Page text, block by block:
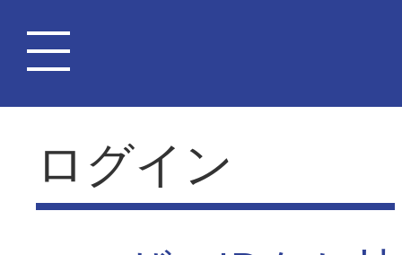
ログイン